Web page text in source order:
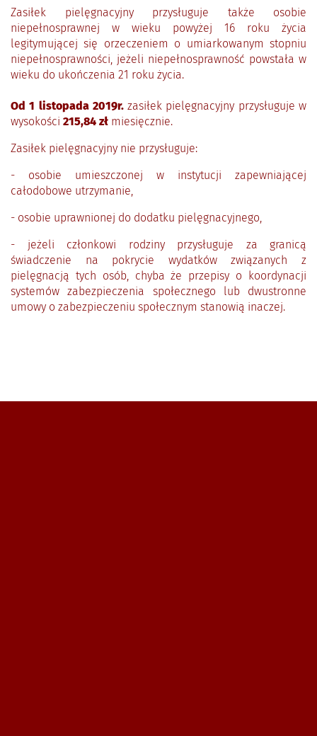
Zasiłek pielęgnacyjny przysługuje także osobie
niepełnosprawnej w wieku powyżej 16 roku życia
legitymującej się orzeczeniem o umiarkowanym stopniu
niepełnosprawności, jeżeli niepełnosprawność powstała w
wieku do ukończenia 21 roku życia.
Od 1 listopada 2019r.zasiłek pielęgnacyjny przysługuje w
wysokości 215,84 zł miesięcznie.
Zasiłek pielęgnacyjny nie przysługuje:
- osobie umieszczonej w instytucji zapewniającej
całodobowe utrzymanie,
- osobie uprawnionej do dodatku pielęgnacyjnego,
- jeżeli członkowi rodziny przysługuje za granicą
świadczenie na pokrycie wydatków związanych z
pielęgnacją tych osób, chyba że przepisy o koordynacji
systemów zabezpieczenia społecznego lub dwustronne
umowy o zabezpieczeniu społecznym stanowią inaczej.